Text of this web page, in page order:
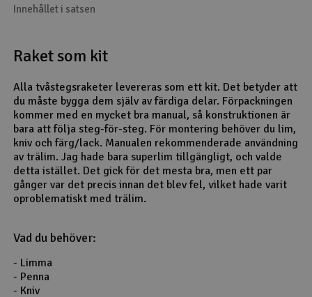
Innehållet i satsen
Raket som kit
Alla tvåstegsraketer levereras som ett kit. Det betyder att
du måste bygga dem själv av färdiga delar. Förpackningen
kommer med en mycket bra manual, så konstruktionen är
bara att följa steg-för-steg. För montering behöver du lim,
kniv och färg/lack. Manualen rekommenderade användning
av trälim. Jag hade bara superlim tillgängligt, och valde
detta istället. Det gick för det mesta bra, men ett par
gånger var det precis innan det blev fel, vilket hade varit
oproblematiskt med trälim.
Vad du behöver:
- Limma
- Penna
- Kniv